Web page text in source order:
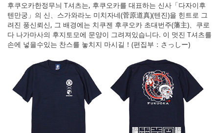
후쿠오카한정무늬 T셔츠는, 후쿠오카를 대표하는 신사「다자이후
텐만궁」의 신、스가와라노 미치자네(菅原道真)(텐진)을 힌트로 그
려진 풍신뢰신, 그 배경에는 치쿠젠 후쿠오카 초대번주(藩主)、쿠로
다 나가마사의 후지토모에 문양이 그려져있습니다. 이 멋진 T셔츠를
손에 넣을수있는 찬스를 놓치지 마시길！(편집부：さっしー)